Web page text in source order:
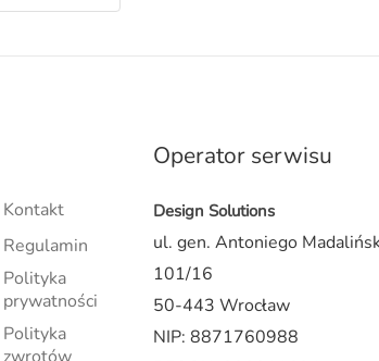
Kontakt
Regulamin
Polityka
prywatności
Polityka
Operator serwisu
Design Solutions
ul. gen. Antoniego
101/16
50-443 Wrocław
NIP: 8871760988